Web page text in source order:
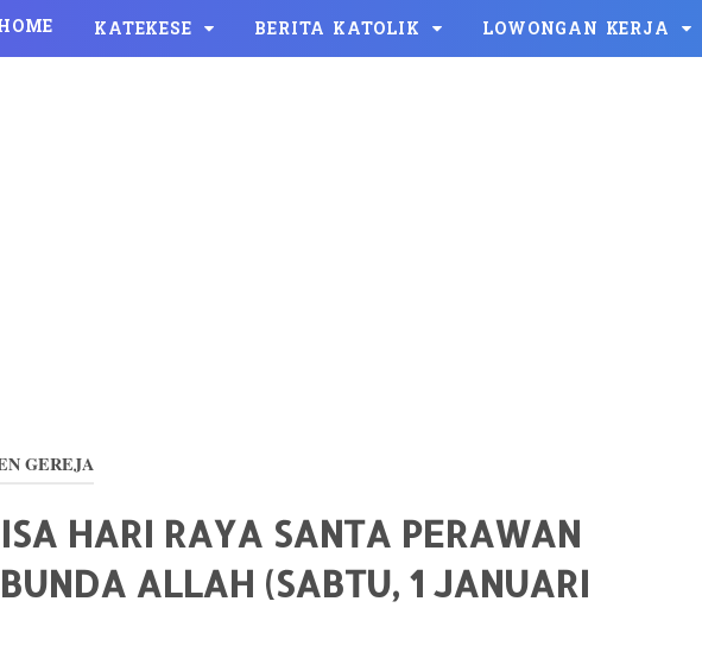
KATEKESE BERITA KATOLIK LOWONGAN KERJA
GEREJA
HARI RAYA SANTA PERAWAN
ALLAH (SABTU, 1 JANUARI